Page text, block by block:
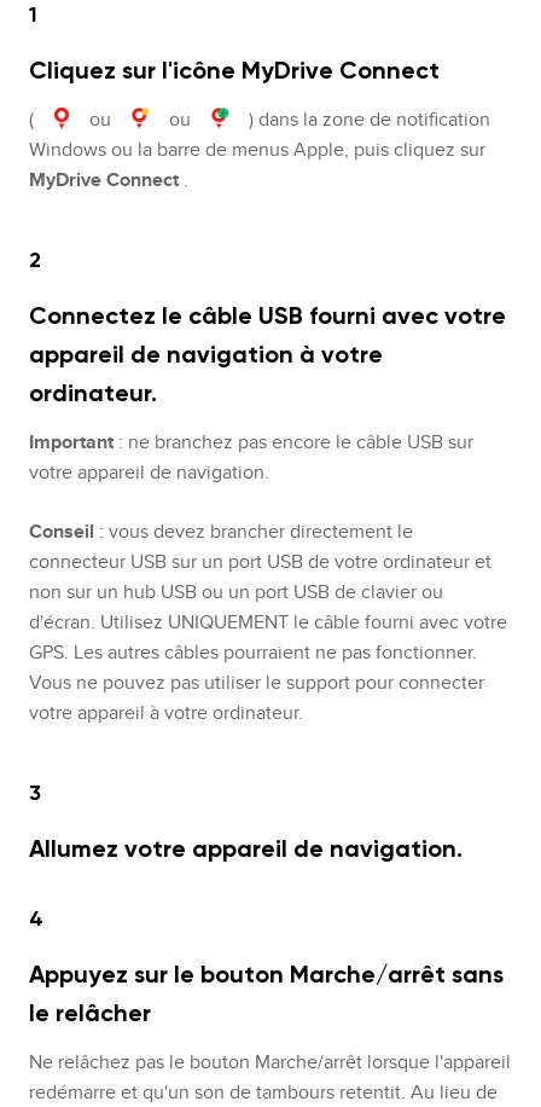
1
Cliquez sur l'icône MyDrive Connect
( ou ou
) dans la zone de notification
Windows ou la barre de menus Apple, puis cliquez sur
MyDrive Connect .
2
Connectez le câble USB fourni avec votre
appareil de navigation à votre
ordinateur.
Important : ne branchez pas encore le câble USB sur
votre appareil de navigation.
Conseil : vous devez brancher directement le
connecteur USB sur un port USB de votre ordinateur et
non sur un hub USB ou un port USB de clavier ou
d'écran. Utilisez UNIQUEMENT le câble fourni avec votre
GPS. Les autres câbles pourraient ne pas fonctionner.
Vous ne pouvez pas utiliser le support pour connecter
votre appareil à votre ordinateur.
3
Allumez votre appareil de navigation.
4
Appuyez sur le bouton Marche/arrêt sans
le relâcher
Ne relâchez pas le bouton Marche/arrêt lorsque l'appareil
redémarre et qu'un son de tambours retentit. Au lieu de